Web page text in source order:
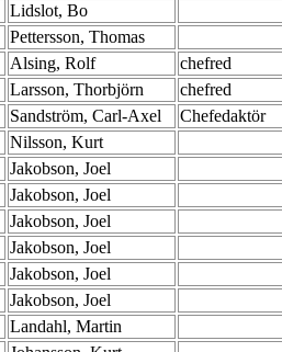
Lidslot, Bo
Pettersson, Thomas
Alsing, Rolf chefred
Larsson, Thorbjörn chefred
Sandström, Carl-Axel Chefedaktör
Nilsson, Kurt
Jakobson, Joel
Jakobson, Joel
Jakobson, Joel
Jakobson, Joel
Jakobson, Joel
Jakobson, Joel
Landahl, Martin